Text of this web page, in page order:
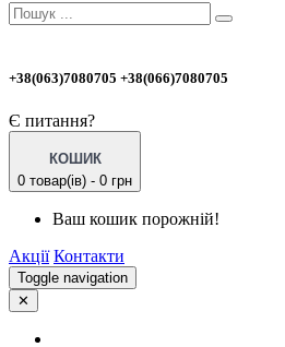
+38(063)7080705 +38(066)7080705
Є питання?
КОШИК
0 товар(ів) - 0 грн
Ваш кошик порожній!
Акції Контакти
Toggle navigation
✕